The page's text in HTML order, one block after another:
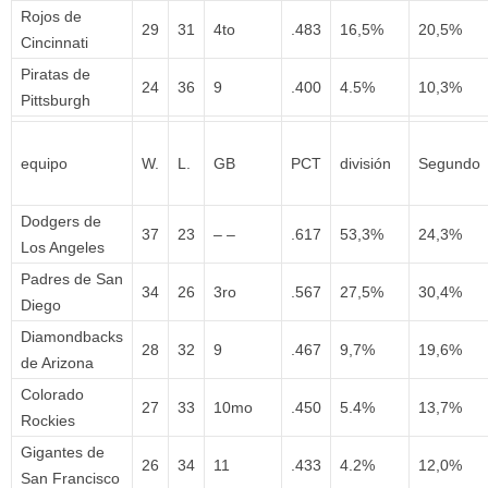
Rojos de
Cincinnati
29 31 4to .483 16,5% 20,5%
Piratas de
Pittsburgh
24 36 9 .400 4.5% 10,3%
equipo W. L. GB PCT división Segundo
Dodgers de
Los Angeles
37 23 – – .617 53,3% 24,3%
Padres de San
Diego
34 26 3ro .567 27,5% 30,4%
Diamondbacks
de Arizona
28 32 9 .467 9,7% 19,6%
Colorado
Rockies
27 33 10mo .450 5.4% 13,7%
Gigantes de
San Francisco
26 34 11 .433 4.2% 12,0%